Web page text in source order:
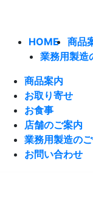
HOME 商品
業務用製造
商品案内
お取り寄せ
お食事
店舗のご案内
業務用製造の
お問い合わせ